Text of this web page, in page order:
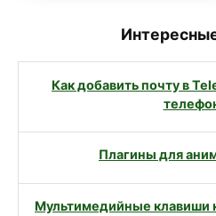
Как добавить почту в
Плагины для
Мультимедийные клавиши